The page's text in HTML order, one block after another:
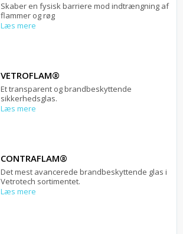
Skaber en fysisk barriere mod indtrængning af
flammer og røg
Læs mere
VETROFLAM®
Et transparent og brandbeskyttende
sikkerhedsglas.
Læs mere
CONTRAFLAM®
Det mest avancerede brandbeskyttende glas i
Vetrotech sortimentet.
Læs mere